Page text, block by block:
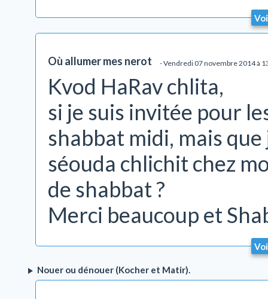
Où allumer mes nerot - Vendredi 07 novembre 2014 à
Kvod HaRav chlita,
si je suis invitée pour
shabbat midi, mais
séouda chlichit chez
de shabbat ?
Merci beaucoup et
Nouer ou dénouer (Kocher et Matir).